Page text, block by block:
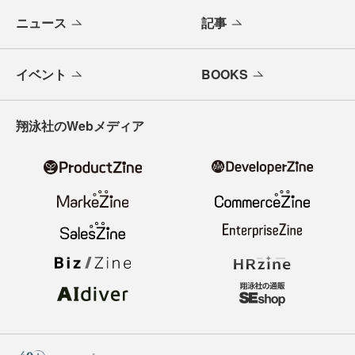
ニュース 記事
イベント BOOKS
翔泳社のWebメディア